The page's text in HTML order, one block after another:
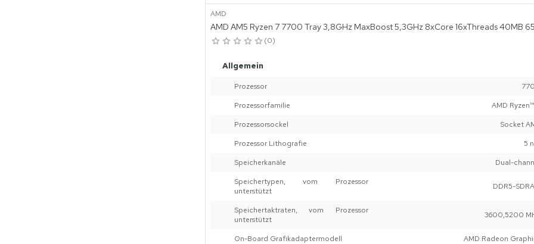
AMD
AMD AM5 Ryzen 7 7700 Tray 3,8GHz MaxBoost 5,3GHz 8xCore 16xThreads 40MB
0
Allgemein
Prozessor
Prozessorfamilie
AMD
Prozessorsockel
Socket
Prozessor Lithografie
5
Speicherkanäle
Dual-
Speichertypen, vom Prozessor
unterstützt
DDR5-
Speichertaktraten, vom Prozessor
unterstützt
3600,5200
On-Board Grafikadaptermodell
AMD Radeon